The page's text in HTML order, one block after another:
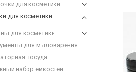
для косметики
для косметики
для косметики
для мыловарения
посуда
набор емкостей